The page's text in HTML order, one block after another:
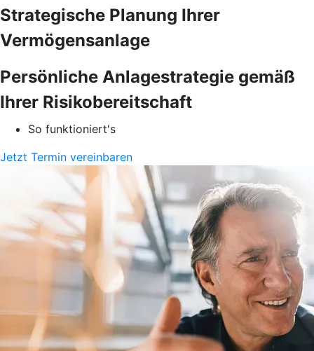
Strategische Planung Ihrer
Vermögensanlage
Persönliche Anlagestrategie gemäß
Ihrer Risikobereitschaft
So funktioniert's
Jetzt Termin vereinbaren